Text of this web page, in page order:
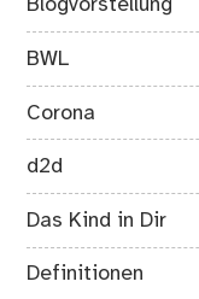
Blogvorstellung
BWL
Corona
d2d
Das Kind in Dir
Definitionen